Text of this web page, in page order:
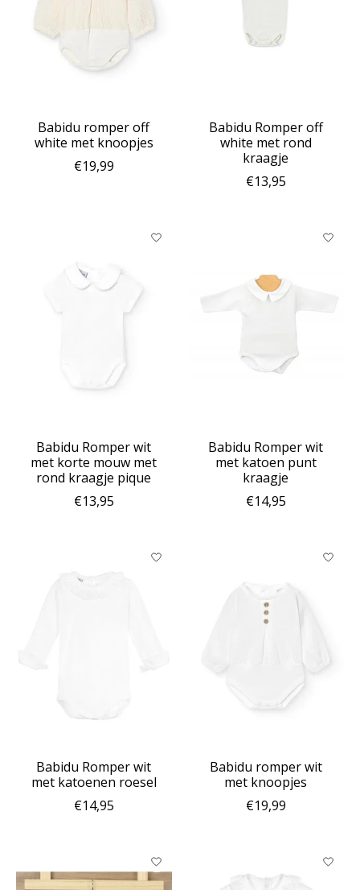
Babidu romper off
white met knoopjes
€19,99
Babidu Romper off
white met rond
kraagje
€13,95
Babidu Romper wit
met korte mouw met
rond kraagje pique
€13,95
Babidu Romper wit
met katoen punt
kraagje
€14,95
Babidu Romper wit
met katoenen roesel
€14,95
Babidu romper wit
met knoopjes
€19,99